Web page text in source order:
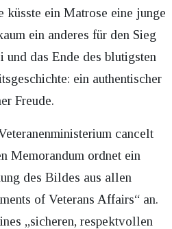
küsste ein Matrose eine junge
ein anderes für den Sieg
und das Ende des blutigsten
ein authentischer
Freude.
cancelt
Memorandum ordnet ein
des Bildes aus allen
of Veterans Affairs“ an.
„sicheren, respektvollen